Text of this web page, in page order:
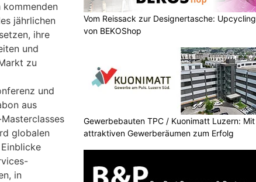
kommenden
jährlichen
ihre
und
zu
und
aus
globalen
in
Vom Reissack zur Designertasche: Upcycling
von BEKOShop
Gewerbebauten TPC / Kuonimatt Luzern: Mit
attraktiven Gewerberäumen zum Erfolg